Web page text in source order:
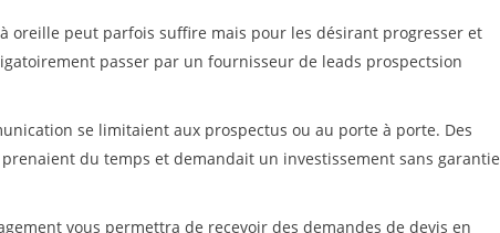
oreille peut parfois suffire mais pour les désirant progresser et
passer par un fournisseur de leads prospectsion
se limitaient aux prospectus ou au porte à porte. Des
du temps et demandait un investissement sans garantie
vous permettra de recevoir des demandes de devis en